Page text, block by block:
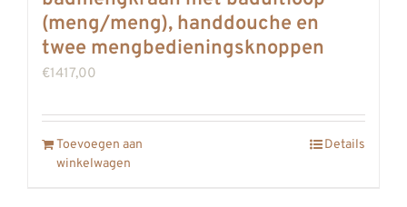
WINKELWAGEN
OUTLET
(meng/meng), handdouche en
twee mengbedieningsknoppen
€1417,00
Toevoegen aan
winkelwagen
Details